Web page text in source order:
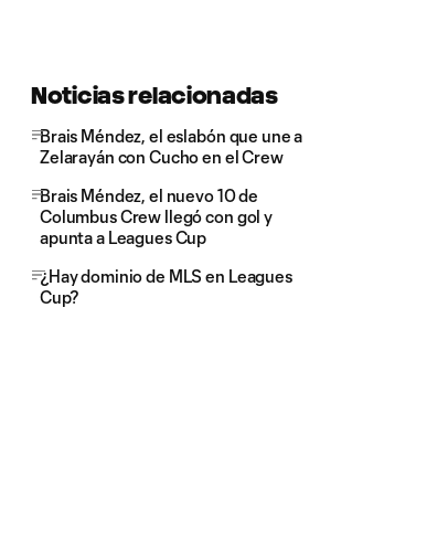
Noticias relacionadas
Brais Méndez, el eslabón que une a
Zelarayán con Cucho en el Crew
Brais Méndez, el nuevo 10 de
Columbus Crew llegó con gol y
apunta a Leagues Cup
¿Hay dominio de MLS en Leagues
Cup?